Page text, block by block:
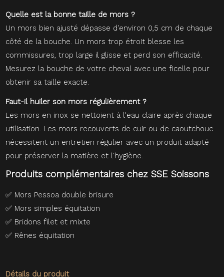
Quelle est la bonne taille de mors ?
Un mors bien ajusté dépasse d'environ 0,5 cm de chaque
côté de la bouche. Un mors trop étroit blesse les
commissures, trop large il glisse et perd son efficacité.
Mesurez la bouche de votre cheval avec une ficelle pour
obtenir sa taille exacte.
Faut-il huiler son mors régulièrement ?
Les mors en inox se nettoient à l'eau claire après chaque
utilisation. Les mors recouverts de cuir ou de caoutchouc
nécessitent un entretien régulier avec un produit adapté
pour préserver la matière et l'hygiène.
Produits complémentaires chez SSE Soissons
✅ Mors Pessoa double brisure
✅ Mors simples équitation
✅ Bridons filet et mixte
✅ Rênes équitation
Détails du produit